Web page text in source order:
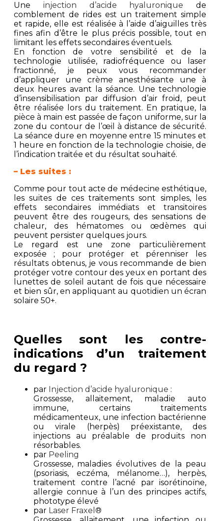
Une injection d’acide hyaluronique de
comblement de rides est un traitement simple
et rapide, elle est réalisée à l’aide d’aiguilles très
fines afin d’être le plus précis possible, tout en
limitant les effets secondaires éventuels.
En fonction de votre sensibilité et de la
technologie utilisée, radiofréquence ou laser
fractionné, je peux vous recommander
d’appliquer une crème anesthésiante une à
deux heures avant la séance. Une technologie
d’insensibilisation par diffusion d’air froid, peut
être réalisée lors du traitement. En pratique, la
pièce à main est passée de façon uniforme, sur la
zone du contour de l’œil à distance de sécurité.
La séance dure en moyenne entre 15 minutes et
1 heure en fonction de la technologie choisie, de
l’indication traitée et du résultat souhaité.
– Les suites :
Comme pour tout acte de médecine esthétique,
les suites de ces traitements sont simples, les
effets secondaires immédiats et transitoires
peuvent être des rougeurs, des sensations de
chaleur, des hématomes ou œdèmes qui
peuvent persister quelques jours.
Le regard est une zone particulièrement
exposée ; pour protéger et pérenniser les
résultats obtenus, je vous recommande de bien
protéger votre contour des yeux en portant des
lunettes de soleil autant de fois que nécessaire
et bien sûr, en appliquant au quotidien un écran
solaire 50+.
Quelles sont les contre-
indications d’un traitement
du regard ?
par Injection d’acide hyaluronique :
Grossesse, allaitement, maladie auto
immune, certains traitements
médicamenteux, une infection bactérienne
ou virale (herpès) préexistante, des
injections au préalable de produits non
résorbables.
par Peeling
Grossesse, maladies évolutives de la peau
(psoriasis, eczéma, mélanome…), herpès,
traitement contre l’acné par isorétinoïne,
allergie connue à l’un des principes actifs,
phototype élevé
par Laser Fraxel®